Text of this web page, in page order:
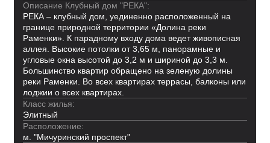
Описание Клубный дом "РЕКА":
РЕКА – клубный дом, уединенно расположенный на
границе природной территории «Долина реки
Раменки». К парадному входу дома ведет живописная
аллея. Высокие потолки от 3,65 м, панорамные и
угловые окна высотой до 3,2 м и шириной до 3,3 м.
Большинство квартир обращено на зеленую долины
реки Раменки. Во всех квартирах террасы, балконы или
лоджии о всех квартирах.
Класс жилья:
Элитный
Расположение:
м. "Мичуринский проспект"